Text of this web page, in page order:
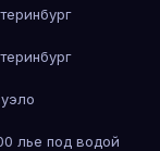
лье под водой